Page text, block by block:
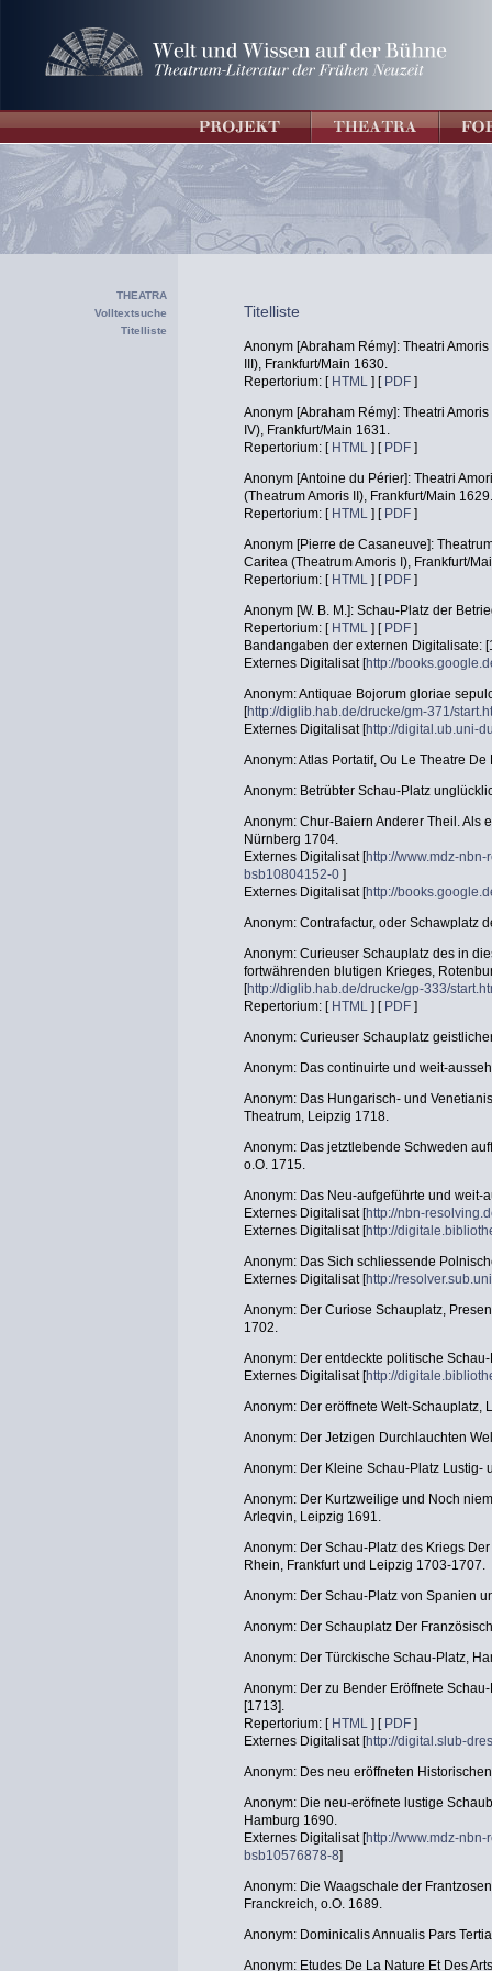
THEATRA
Volltextsuche
Titelliste
Titelliste
Anonym [Abraham Rémy]: Theatri
III), Frankfurt/Main 1630.
Repertorium: [HTML ] [PDF ]
Anonym [Abraham Rémy]: Theatri
IV), Frankfurt/Main 1631.
Repertorium: [HTML ] [PDF ]
Anonym [Antoine du Périer]: Theatri
(Theatrum Amoris II), Frankfurt/Main 1629.
Repertorium: [HTML ] [PDF ]
Anonym [Pierre de Casaneuve]:
Caritea (Theatrum Amoris I), Frankfurt/
Repertorium: [HTML ] [PDF ]
Anonym [W. B. M.]: Schau-Platz der
Repertorium: [HTML ] [PDF ]
Bandangaben der externen Digitalisate:
Externes Digitalisat [http://
Anonym: Antiquae Bojorum gloriae
[http://diglib.hab.de/drucke/gm-371/
Externes Digitalisat [http://digital.ub.uni-
Anonym: Atlas Portatif, Ou Le Theatre
Anonym: Betrübter Schau-Platz
Anonym: Chur-Baiern Anderer Theil. Als
Nürnberg 1704.
Externes Digitalisat [http://www.mdz-
bsb10804152-0 ]
Externes Digitalisat [http://
Anonym: Contrafactur, oder Schawplatz
Anonym: Curieuser Schauplatz des in
fortwährenden blutigen Krieges,
[http://diglib.hab.de/drucke/gp-333/
Repertorium: [HTML ] [PDF ]
Anonym: Curieuser Schauplatz
Anonym: Das continuirte und weit-
Anonym: Das Hungarisch- und
Theatrum, Leipzig 1718.
Anonym: Das jetztlebende Schweden
o.O. 1715.
Anonym: Das Neu-aufgeführte und weit-
Externes Digitalisat [http://nbn-
Externes Digitalisat [http://
Anonym: Das Sich schliessende
Externes Digitalisat [http://
Anonym: Der Curiose Schauplatz,
1702.
Anonym: Der entdeckte politische
Externes Digitalisat [http://
Anonym: Der eröffnete Welt-Schauplatz,
Anonym: Der Jetzigen Durchlauchten
Anonym: Der Kleine Schau-Platz Lustig-
Anonym: Der Kurtzweilige und Noch
Arleqvin, Leipzig 1691.
Anonym: Der Schau-Platz des Kriegs
Rhein, Frankfurt und Leipzig 1703-1707.
Anonym: Der Schau-Platz von Spanien
Anonym: Der Schauplatz Der
Anonym: Der Türckische Schau-Platz,
Anonym: Der zu Bender Eröffnete
[1713].
Repertorium: [HTML ] [PDF ]
Externes Digitalisat [http://digital.slub-
Anonym: Des neu eröffneten
Anonym: Die neu-eröfnete lustige
Hamburg 1690.
Externes Digitalisat [http://www.mdz-
bsb10576878-8]
Anonym: Die Waagschale der
Franckreich, o.O. 1689.
Anonym: Dominicalis Annualis Pars
Anonym: Etudes De La Nature Et Des